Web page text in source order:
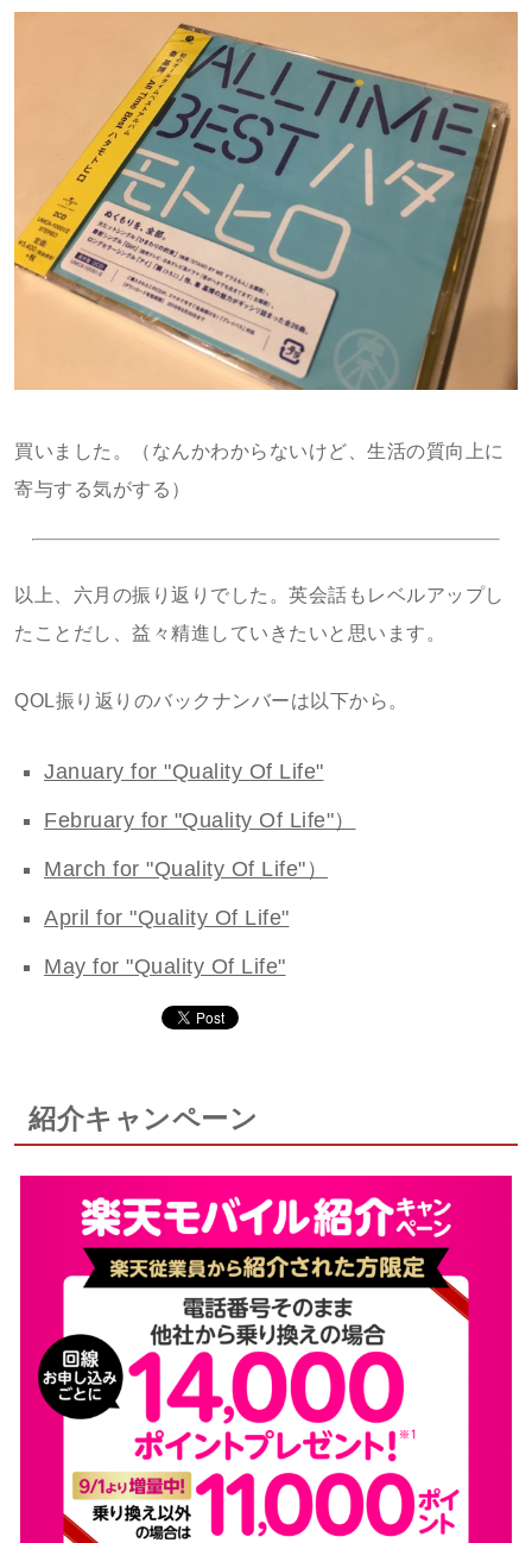
買いました。（なんかわからないけど、 生活の質向上に
寄与する気がする）
以上、六月の振り返りでした。英会話もレベルアップし
たことだし、益々精進していきたいと思います。
QOL振り返りのバックナンバーは以下から。
January for "Quality Of Life"
February for "Quality Of Life"）
March for "Quality Of Life"）
April for "Quality Of Life"
May for "Quality Of Life"
紹介キャンペーン